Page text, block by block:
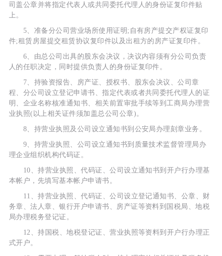
司盖公章并将指定代表人或共同委托代理人的身份证复印件贴
上。
5、准备分公司营业场所使用证明;自有房产提交产权证复印
件;租赁房屋提交租赁协议复印件以及出租方的房产证复印件。
6、由总公司出具的股东会决议，决议内容须有分公司负责
人的任职决定，同时提供负责人的身份证复印件。
7、持验资报告、房产证、授权书、股东会决议、公司章
程、分公司设立登记申请书、指定代表或者共同委托代理人的证
明、企业名称核准通知书、相关前置审批手续等到工商局办理营
业执照(以上相关证件须加盖总公司公章)。
8、持营业执照及公司设立通知书到公安局办理刻章业务。
9、持营业执照、公司设立通知书到质量技术监督管理局办
理企业组织机构代码证。
10、持营业执照、代码证、公司设立通知书到开户行办理基
本帐户，先填写基本帐户申请书。
11、持营业执照、代码证、公司设立登记通知书、公章、财
务章、法人章、银行开户申请书、房产证等资料到国税局、地税
局办理税务登记证。
12、持国税、地税登记证、营业执照等资料到开户行办理正
式开户。